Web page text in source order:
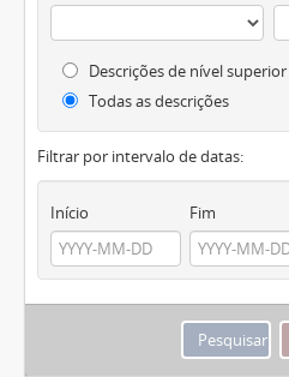
Descrições de nível superior
Todas as descrições
Filtrar por intervalo de datas:
Início Fim